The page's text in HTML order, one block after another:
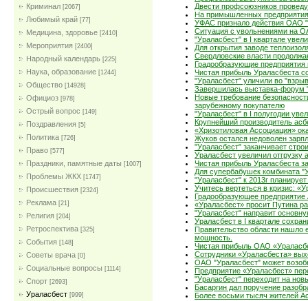
Криминал [2067]
Любимый край [77]
Медицина, здоровье [2410]
Мероприятия [2400]
Народный календарь [225]
Наука, образование [1244]
Общество [14928]
Официоз [978]
Острый вопрос [149]
Поздравления [5]
Политика [726]
Право [577]
Праздники, памятные даты [1007]
Проблемы ЖКХ [1747]
Проиcшествия [2324]
Реклама [21]
Религия [204]
Ретроспектива [325]
События [148]
Советы врача [0]
Социальные вопросы [1114]
Спорт [2693]
Ураласбест [999]
Двести профсоюзников
На примышленных
УФАС признало действия ОАО
Ситуация с увольнениями на
"Ураласбест" в I квартале
Для открытия заводе
Свердловские власти
Градообразующие
Чистая прибыль Ураласбеста
"Ураласбест" уличили во
Завершилась выставка-форум
Новые требование
зарубежному покупателю
"Ураласбест" в I полугодии
Крупнейший производитель
«Хризотиловая Ассоциация»
Жуков остался недоволен
"Ураласбест" заканчивает
Ураласбест увеличил отгрузку
Чистая прибыль Ураласбеста
Для супербабушек комбината
"Ураласбест" к 2013г
Учитесь вертеться в кризис:
Градообразующее предприятие
«Ураласбест» просит Путина
"Ураласбест" направит
Ураласбест в I квартале
Правительство области
мощность.
Чистая прибыль ОАО
Сотрудники «Ураласбеста»
ОАО "Ураласбест" может
Предприятие «Ураласбест»
"Ураласбест" переходит на
Басаргин дал поручение
Более восьми тысяч жителей